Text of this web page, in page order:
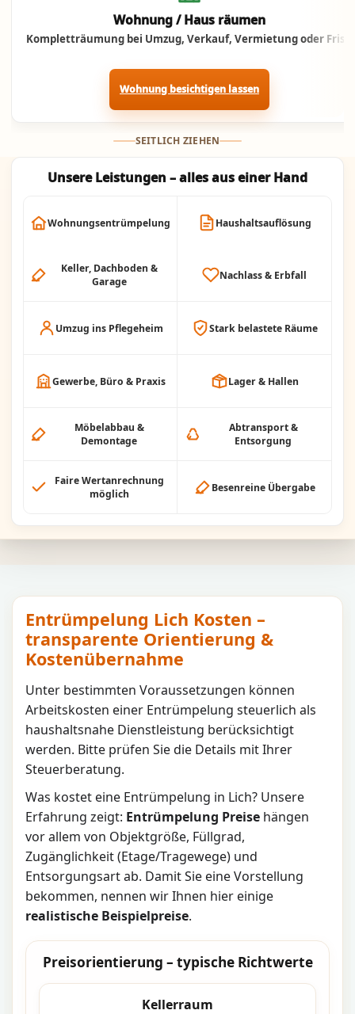
Jetzt anrufen
Wohnung / Haus räumen
Kompletträumung bei Umzug, Verkauf, Vermietung oder Frist.
Wohnung besichtigen lassen
SEITLICH ZIEHEN
Unsere Leistungen – alles aus einer Hand
Wohnungsentrümpelung Haushaltsauflösung
Keller, Dachboden &
Garage
Nachlass & Erbfall
Umzug ins Pflegeheim Stark belastete Räume
Gewerbe, Büro & Praxis Lager & Hallen
Möbelabbau &
Demontage
Abtransport &
Entsorgung
Faire Wertanrechnung
möglich
Besenreine Übergabe
Entrümpelung Lich Kosten –
transparente Orientierung &
Kostenübernahme
Unter bestimmten Voraussetzungen können
Arbeitskosten einer Entrümpelung steuerlich als
haushaltsnahe Dienstleistung berücksichtigt
werden. Bitte prüfen Sie die Details mit Ihrer
Steuerberatung.
Was kostet eine Entrümpelung in Lich? Unsere
Erfahrung zeigt: Entrümpelung Preise hängen
vor allem von Objektgröße, Füllgrad,
Zugänglichkeit (Etage/Tragewege) und
Entsorgungsart ab. Damit Sie eine Vorstellung
bekommen, nennen wir Ihnen hier einige
realistische Beispielpreise.
Preisorientierung – typische Richtwerte
Kellerraum